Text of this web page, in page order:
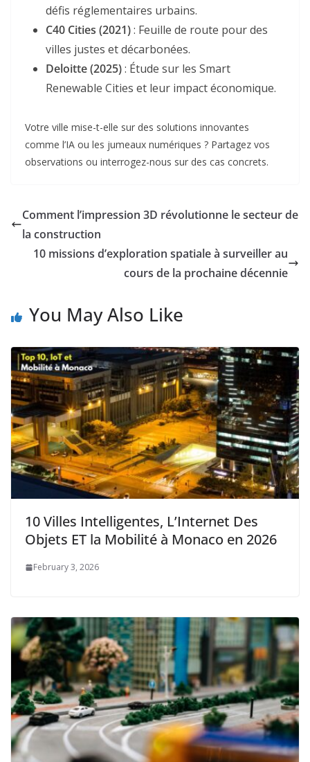
défis réglementaires urbains.
C40 Cities (2021): Feuille de route pour des
villes justes et décarbonées.
Deloitte(2025): Étude sur les Smart
Renewable Cities et leur impact économique.
Votre ville mise-t-elle sur des solutions innovantes
comme l’IA ou les jumeaux numériques ? Partagez vos
observations ou interrogez-nous sur des cas concrets.
Comment l’impression 3D révolutionne le secteur de
la construction
10 missions d’exploration spatiale à surveiller au
cours de la prochaine décennie
You May Also Like
10 Villes Intelligentes, L’Internet Des
Objets ET la Mobilité à Monaco en 2026
February 3, 2026